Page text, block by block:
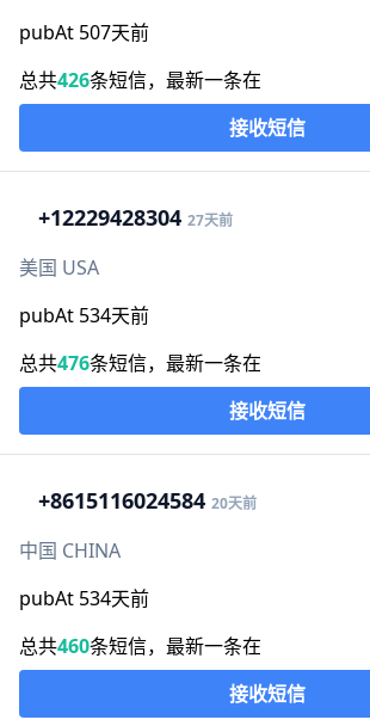
pubAt 507天前
总共426条短信，最新一条在
接收短信
+12229428304 27天前
美国 USA
pubAt 534天前
总共476条短信，最新一条在
接收短信
+8615116024584 20天前
中国 CHINA
pubAt 534天前
总共460条短信，最新一条在
接收短信